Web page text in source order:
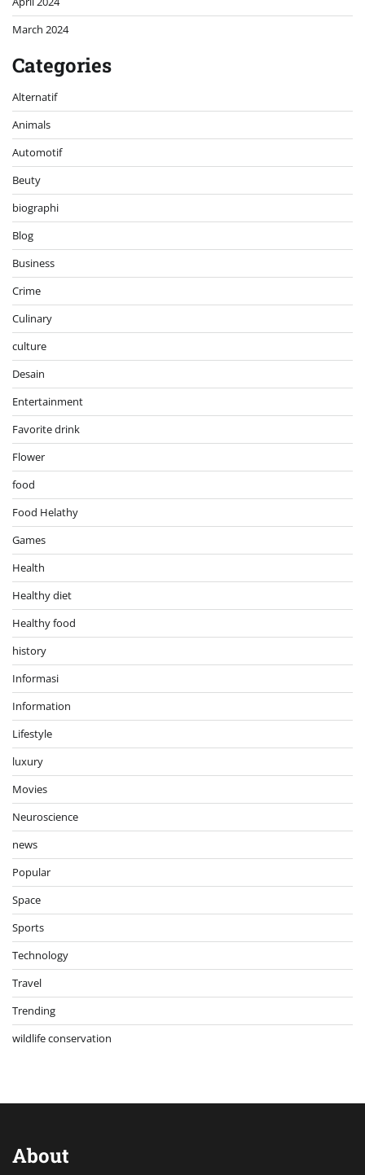
March 2024
Categories
Alternatif
Animals
Automotif
Beuty
biographi
Blog
Business
Crime
Culinary
culture
Desain
Entertainment
Favorite drink
Flower
food
Food Helathy
Games
Health
Healthy diet
Healthy food
history
Informasi
Information
Lifestyle
luxury
Movies
Neuroscience
news
Popular
Space
Sports
Technology
Travel
Trending
wildlife conservation
About